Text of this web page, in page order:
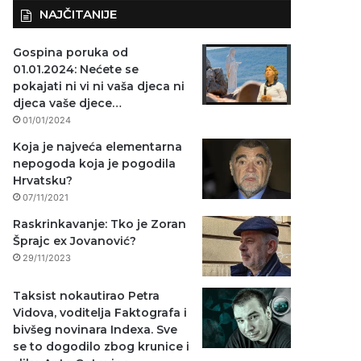
NAJČITANIJE
Gospina poruka od
01.01.2024: Nećete se
pokajati ni vi ni vaša djeca ni
djeca vaše djece…
01/01/2024
Koja je najveća elementarna
nepogoda koja je pogodila
Hrvatsku?
07/11/2021
Raskrinkavanje: Tko je Zoran
Šprajc ex Jovanović?
29/11/2023
Taksist nokautirao Petra
Vidova, voditelja Faktografa i
bivšeg novinara Indexa. Sve
se to dogodilo zbog krunice i